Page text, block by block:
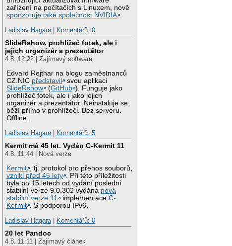
zařízení na počítačích s Linuxem, nově
sponzoruje také společnost NVIDIA .
Ladislav Hagara | Komentářů: 0
SlideRshow, prohlížeč fotek, ale i
jejich organizér a prezentátor
4.8. 12:22 | Zajímavý software
Edvard Rejthar na blogu zaměstnanců
CZ.NIC představil
svou aplikaci
SlideRshow
(GitHub ). Funguje jako
prohlížeč fotek, ale i jako jejich
organizér a prezentátor. Neinstaluje se,
běží přímo v prohlížeči. Bez serveru.
Offline.
Ladislav Hagara | Komentářů: 5
Kermit má 45 let. Vydán C-Kermit 11
4.8. 11:44 | Nová verze
Kermit , tj. protokol pro přenos souborů,
vznikl před 45 lety . Při této příležitosti
byla po 15 letech od vydání poslední
stabilní verze 9.0.302 vydána nová
stabilní verze 11
implementaceC-
Kermit . S podporou IPv6.
Ladislav Hagara | Komentářů: 0
20 let Pandoc
4.8. 11:11 | Zajímavý článek